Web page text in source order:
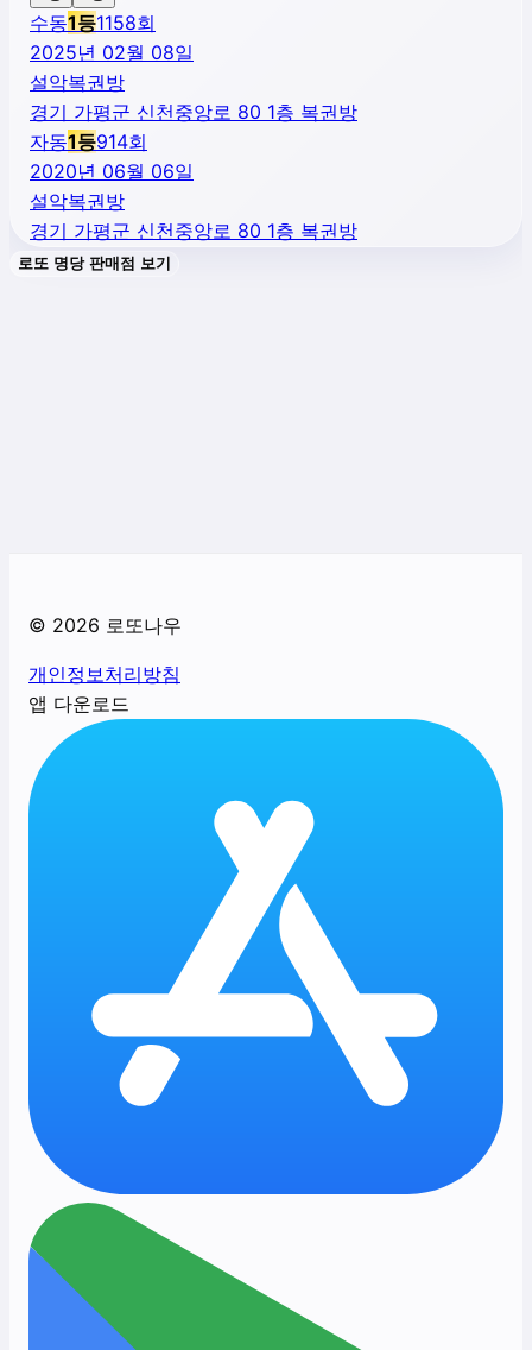
수동1등1158회
2025년 02월 08일
설악복권방
경기 가평군 신천중앙로 80 1층 복권방
자동1등914회
2020년 06월 06일
설악복권방
경기 가평군 신천중앙로 80 1층 복권방
로또 명당 판매점 보기
© 2026 로또나우
개인정보처리방침
앱 다운로드